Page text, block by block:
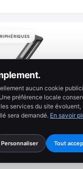
aucun cookie
préférence locale
services du site évoluent,
sera demandé. En savoir
Personnaliser Tout